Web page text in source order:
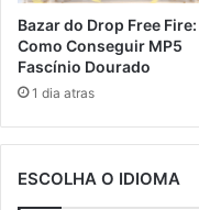
Bazar do Drop Free Fire:
Como Conseguir MP5
Fascínio Dourado
1 dia atras
ESCOLHA O IDIOMA